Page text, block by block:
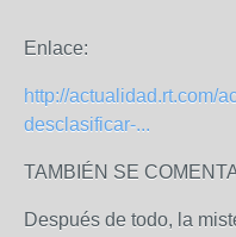
Enlace:
http://actualidad.rt.com/
desclasificar-...
TAMBIÉN SE
Después de todo, la